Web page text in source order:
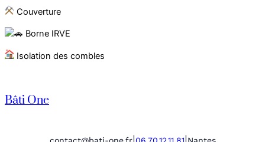
Couverture
Borne IRVE
Isolation des combles
Bâti One
contact@bati-one.fr| 06.70.12.11.81 Nantes